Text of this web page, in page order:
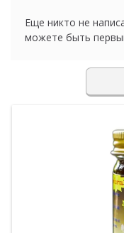
Еще никто не
можете быть